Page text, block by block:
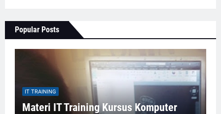
Popular Posts
IT TRAINING
Materi IT Training Kursus Komputer